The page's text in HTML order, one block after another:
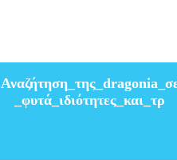
_φυτά_ιδιότητες_και_τρ